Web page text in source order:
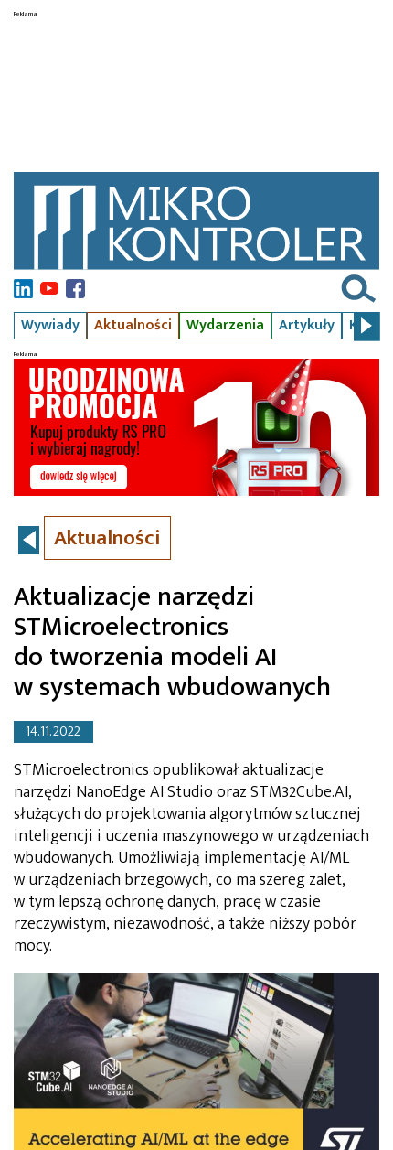
Wywiady Aktualności Wydarzenia Artykuły Kursy
Aktualności
Aktualizacje narzędzi
STMicroelectronics
do tworzenia modeli AI
w systemach wbudowanych
14.11.2022
STMicroelectronics opublikował aktualizacje
narzędzi NanoEdge AI Studio oraz STM32Cube.AI,
służących do projektowania algorytmów sztucznej
inteligencji i uczenia maszynowego w urządzeniach
wbudowanych. Umożliwiają implementację AI/ML
w urządzeniach brzegowych, co ma szereg zalet,
w tym lepszą ochronę danych, pracę w czasie
rzeczywistym, niezawodność, a także niższy pobór
mocy.